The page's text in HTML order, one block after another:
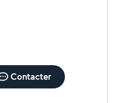
Contacter